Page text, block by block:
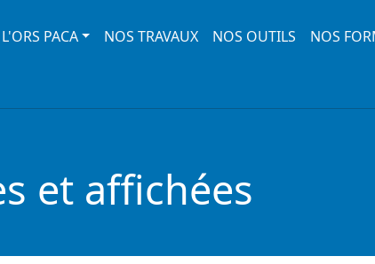
L'ORS PACA NOS TRAVAUX NOS OUTILS NOS
et affichées